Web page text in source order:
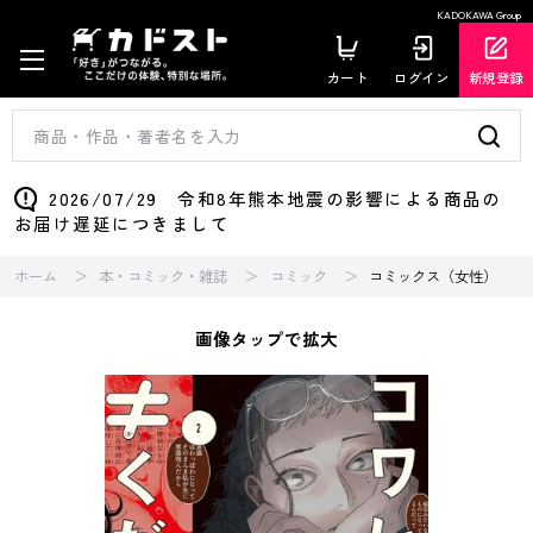
KADOKAWA Group
カート ログイン 新規登録
2026/07/29 令和8年熊本地震の影響による商品の
お届け遅延につきまして
ホーム 本・コミック・雑誌 コミック コミックス（女性）
画像タップで拡大